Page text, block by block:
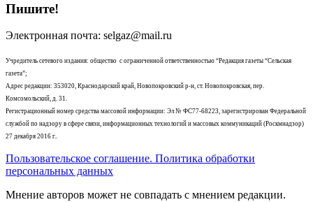
Пишите!
Электронная почта: selgaz@mail.ru
Учредитель сетевого издания: общество с ограниченной ответственностью “Редакция газеты “Сельская
газета”;
Адрес редакции: 353020, Краснодарский край, Новопокровский р-н, ст. Новопокровская, пер.
Комсомольский, д. 31.
Регистрационный номер средства массовой информации: Эл № ФС77-68223, зарегистрирован Федеральной
службой по надзору в сфере связи, информационных технологий и массовых коммуникаций (Роскмнадзор)
27 декабря 2016 г..
Пользовательское соглашение. Политика обработки
персональных данных
Мнение авторов может не совпадать с мнением редакции.